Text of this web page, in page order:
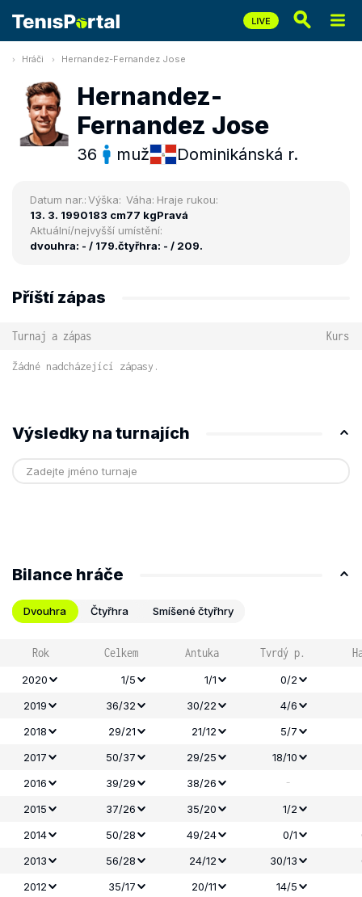
Hráči Hernandez-Fernandez Jose
Hernandez-
Fernandez Jose
36 muž Dominikánská r.
Datum nar.:
13. 3. 1990
Výška:
183 cm
Váha:
77 kg
Hraje rukou:
Pravá
Aktuální/nejvyšší umístění:
dvouhra: - / 179.čtyřhra: - / 209.
Příští zápas
Turnaj a zápas Kurs
Žádné nadcházející zápasy.
Výsledky na turnajích
Bilance hráče
Dvouhra Čtyřhra Smíšené čtyřhry
Rok Celkem Antuka Tvrdý p.
2020 1/5 1/1
0/2
2019
36/32 30/22
4/6
2018
29/21 21/12
5/7
2017
50/37 29/25
18/10
2016
39/29 38/26 -
2015 37/26 35/20
1/2
2014
50/28 49/24 0/1
2013
56/28 24/12 30/13
2012
35/17 20/11
14/5